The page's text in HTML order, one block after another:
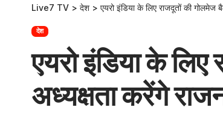
Live7 TV > देश > एयरो इंडिया के लिए राजदूतों की गोलमेज
देश
एयरो इंडिया के
अध्यक्षता करेंगे